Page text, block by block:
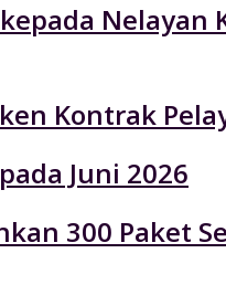
Nelayan
Kontrak
Juni 2026
300 Paket